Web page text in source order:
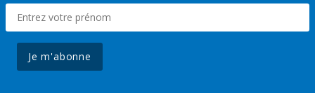
Je m'abonne